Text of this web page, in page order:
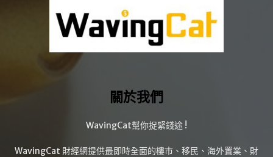
關於我們
WavingCat幫你捉緊錢途 !
WavingCat 財經網提供最即時全面的樓市、移民、海外置業、財